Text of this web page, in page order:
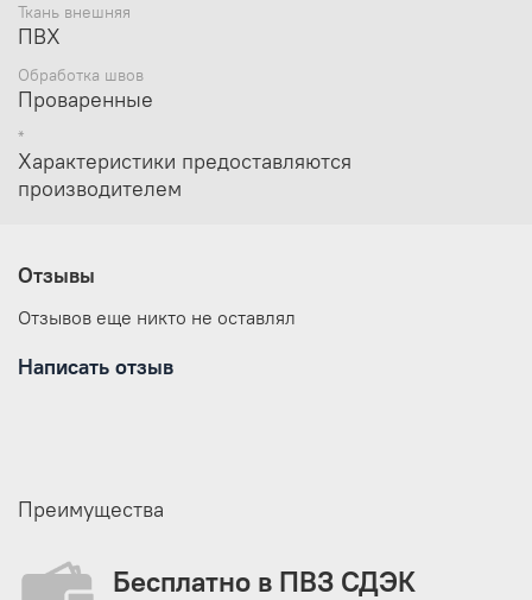
Ткань внешняя
ПВХ
Обработка швов
Проваренные
*
Характеристики предоставляются
производителем
Отзывы
Отзывов еще никто не оставлял
Написать отзыв
Преимущества
Бесплатно в ПВЗ СДЭК